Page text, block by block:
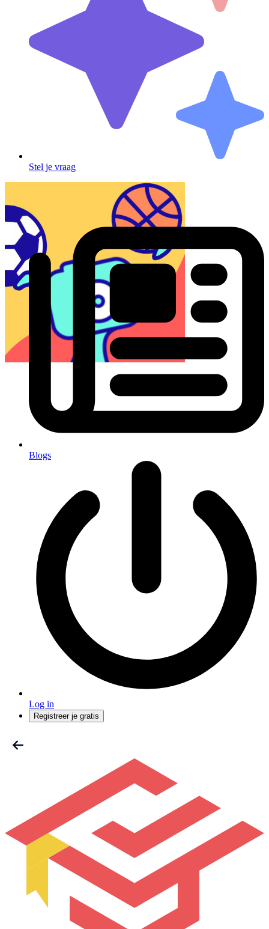
Stel je vraag
Blogs
Log in
Registreer je gratis